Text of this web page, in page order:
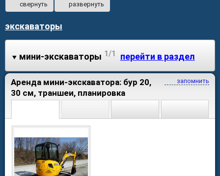
свернуть развернуть
экскаваторы
мини-экскаваторы 1/1 перейти в раздел
запомнить
Аренда мини-экскаватора: бур 20,
30 см, траншеи, планировка